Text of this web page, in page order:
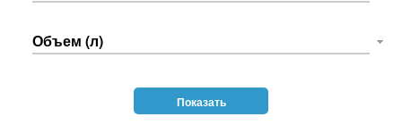
Объем (л)